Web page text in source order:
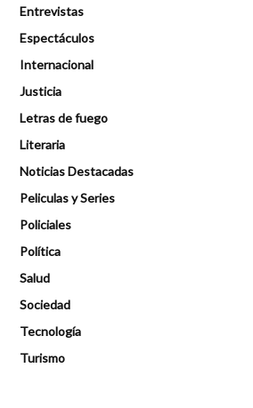
Entrevistas
Espectáculos
Internacional
Justicia
Letras de fuego
Literaria
Noticias Destacadas
Peliculas y Series
Policiales
Política
Salud
Sociedad
Tecnología
Turismo